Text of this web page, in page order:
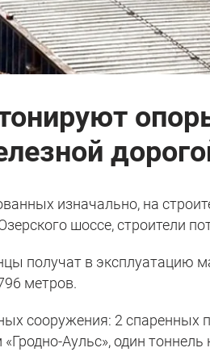
изначально, на
шоссе, строители
получат в эксплуатацию
метров.
сооружения: 2 спаренных
Аульс», один тоннель